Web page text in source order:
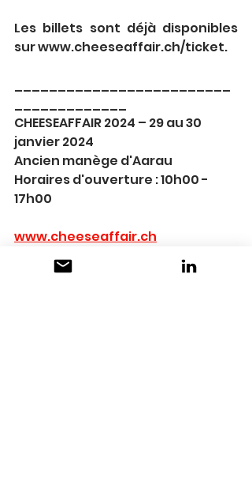
Les billets sont déjà disponibles
sur www.cheeseaffair.ch/ticket.
CHEESEAFFAIR 2024 – 29 au 30
janvier 2024
Ancien manège d'Aarau
Horaires d'ouverture : 10h00 -
17h00
www.cheeseaffair.ch
info@ruuf.ch
_________________________